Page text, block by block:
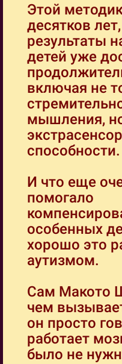
Этой
десятков
результаты
детей уже
включая не
мышления,
способности.
И что еще
помогало
особенных
хорошо это
аутизмом.
Сам Макото
чем
он просто
работает
было не